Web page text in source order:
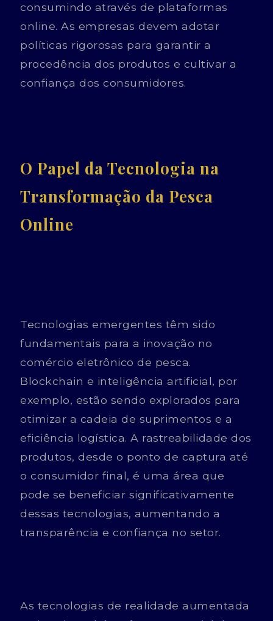
consumindo através de plataformas
online. As empresas devem adotar
políticas rigorosas para garantir a
procedência dos produtos e cultivar a
confiança dos consumidores.
O Papel da Tecnologia na
Transformação da Pesca
Online
Tecnologias emergentes têm sido
fundamentais para a inovação no
comércio eletrônico de pesca.
Blockchain e inteligência artificial, por
exemplo, estão sendo explorados para
otimizar a cadeia de suprimentos e a
eficiência logística. A rastreabilidade dos
produtos, desde o ponto de captura até
o consumidor final, é uma área que
pode se beneficiar significativamente
dessas tecnologias, aumentando a
transparência e confiança no setor.
As tecnologias de realidade aumentada